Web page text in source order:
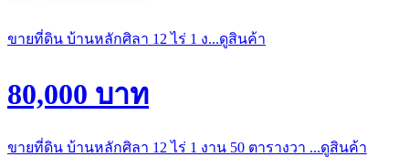
ขายที่ดิน บ้านหลักศิลา 12 ไร่ 1 ง...ดูสินค้า
80,000 บาท
ขายที่ดิน บ้านหลักศิลา 12 ไร่ 1 งาน 50 ตารางวา ...ดูสินค้า